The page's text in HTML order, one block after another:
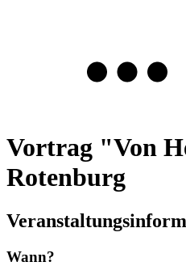
Vortrag "Von
Rotenburg
Wann?